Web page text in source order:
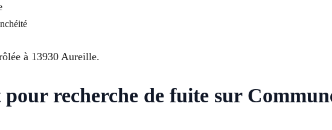
à 13930 Aureille.
pour recherche de fuite sur